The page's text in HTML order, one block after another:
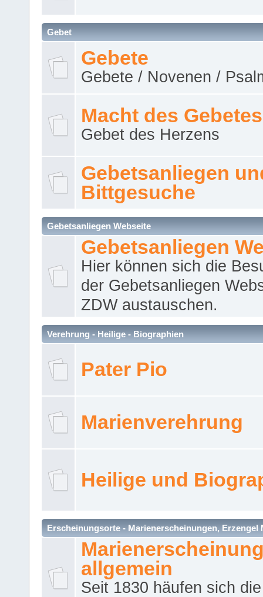
Gebet
Gebete
Gebete / Novenen /
Macht des Gebetes
Gebet des Herzens
Gebetsanliegen
Bittgesuche
Gebetsanliegen Webseite
Gebetsanliegen
Hier können sich die
der Gebetsanliegen
ZDW austauschen.
Verehrung - Heilige - Biographien
Pater Pio
Marienverehrung
Heilige und
Erscheinungsorte - Marienerscheinungen, Erzengel
allgemein
Seit 1830 häufen sich